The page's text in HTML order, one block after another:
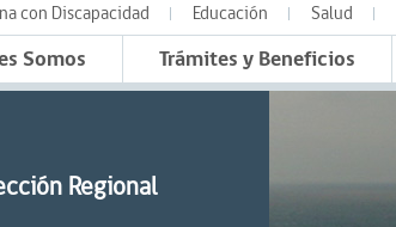
con Discapacidad Educación Salud
Somos Trámites y Beneficios
Regional